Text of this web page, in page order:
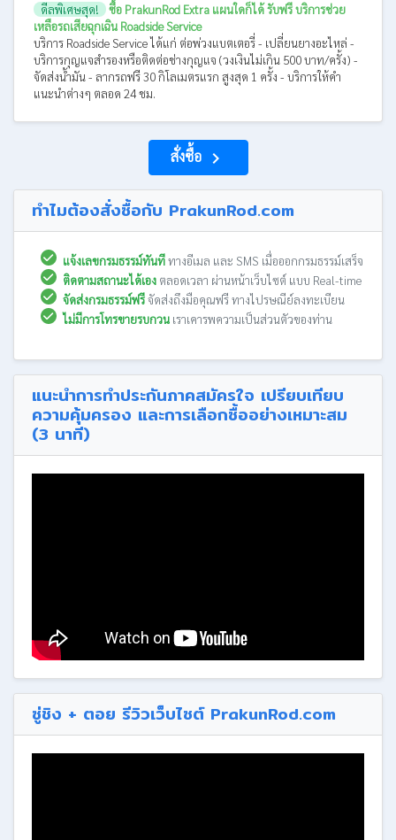
ดีลพิเศษสุด!
ซื้อ PrakunRod Extra แผนใดก็ได้ รับฟรี บริการช่วย
เหลือรถเสียฉุกเฉิน Roadside Service
บริการ Roadside Service ได้แก่ ต่อพ่วงแบตเตอรี่ - เปลี่ยนยางอะไหล่ -
บริการกุญแจสำรองหรือติดต่อช่างกุญแจ (วงเงินไม่เกิน 500 บาท/ครั้ง) -
จัดส่งน้ำมัน - ลากรถฟรี 30 กิโลเมตรแรก สูงสุด 1 ครั้ง - บริการให้คำ
แนะนำต่างๆ ตลอด 24 ชม.
สั่งซื้อ navigate_next
ทำไมต้องสั่งซื้อกับ PrakunRod.com
แจ้งเลขกรมธรรม์ทันทีทางอีเมล และ SMS เมื่อออกกรมธรรม์เสร็จ
ติดตามสถานะได้เอง ตลอดเวลา ผ่านหน้าเว็บไซต์ แบบ Real-time
จัดส่งกรมธรรม์ฟรีจัดส่งถึงมือคุณฟรี ทางไปรษณีย์ลงทะเบียน
ไม่มีการโทรขายรบกวน เราเคารพความเป็นส่วนตัวของท่าน
แนะนำการทำประกันภาคสมัครใจ เปรียบเทียบ
ความคุ้มครอง และการเลือกซื้ออย่างเหมาะสม
(3 นาที)
ซู่ชิง + ตอย รีวิวเว็บไซต์ PrakunRod.com